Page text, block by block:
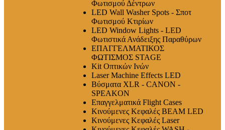
Φωτισμού Δέντρων
LED Wall Washer Spots - Σποτ
Φωτισμού Κτιρίων
LED Window Lights - LED
Φωτιστικά Ανάδειξης Παραθύρων
ΕΠΑΓΓΕΛΜΑΤΙΚΟΣ
ΦΩΤΙΣΜΟΣ STAGE
Kit Οπτικών Ινών
Laser Machine Effects LED
Βύσματα XLR - CANON -
SPEAKON
Επαγγελματικά Flight Cases
Κινούμενες Κεφαλές BEAM LED
Κινούμενες Κεφαλές Laser